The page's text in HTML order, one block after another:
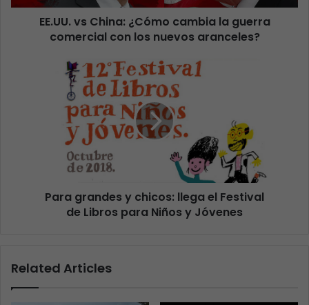
EE.UU. vs China: ¿Cómo cambia la guerra
comercial con los nuevos aranceles?
Para grandes y chicos: llega el Festival
de Libros para Niños y Jóvenes
Related Articles